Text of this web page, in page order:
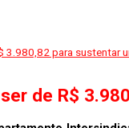
3.980,82 para sustentar
de R$